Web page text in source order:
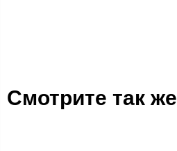
Смотрите так же